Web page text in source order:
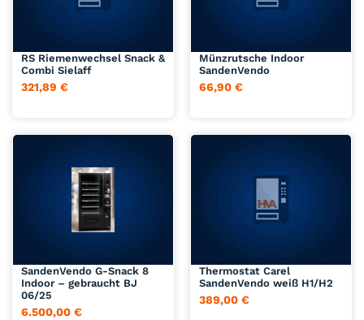
RS Riemenwechsel Snack &
Combi Sielaff
321,89 €
Münzrutsche Indoor
SandenVendo
66,90 €
SandenVendo G-Snack 8
Indoor – gebraucht BJ
06/25
6.500,00 €
Thermostat Carel
SandenVendo weiß H1/H2
389,00 €